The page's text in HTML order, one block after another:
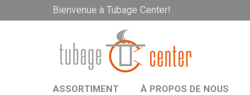
Bienvenue à Tubage Center!
ASSORTIMENT À PROPOS DE NOUS